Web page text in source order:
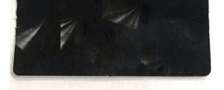
Seguridad
Artículos Varios
Facturación
Listas de Precios